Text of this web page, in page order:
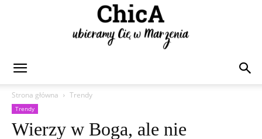
Strona główna
Trendy
Trendy
Wierzy w Boga, ale nie